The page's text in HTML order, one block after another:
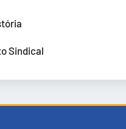
Sindical